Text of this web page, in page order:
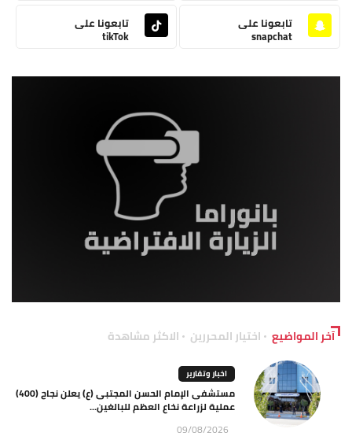
تابعونا على
snapchat
تابعونا على
tikTok
آخر المواضيع اختيار المحررين الاكثر مشاهدة
اخبار وتقارير
مستشفى الإمام الحسن المجتبى (ع) يعلن نجاح (400)
عملية لزراعة نخاع العظم للبالغين...
09/08/2026